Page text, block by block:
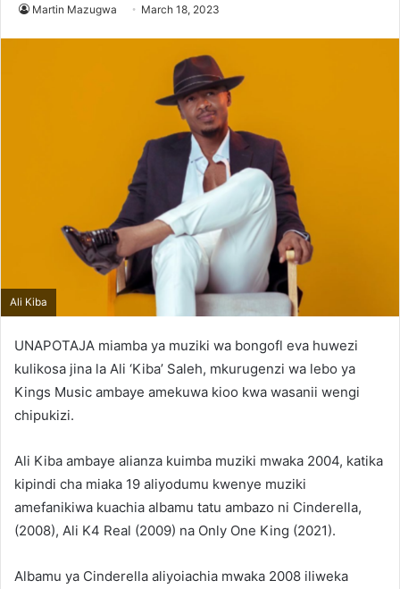
Martin Mazugwa March 18, 2023
Ali Kiba
UNAPOTAJA miamba ya muziki wa bongofl eva huwezi
kulikosa jina la Ali ‘Kiba’ Saleh, mkurugenzi wa lebo ya
Kings Music ambaye amekuwa kioo kwa wasanii wengi
chipukizi.
Ali Kiba ambaye alianza kuimba muziki mwaka 2004, katika
kipindi cha miaka 19 aliyodumu kwenye muziki
amefanikiwa kuachia albamu tatu ambazo ni Cinderella,
(2008), Ali K4 Real (2009) na Only One King (2021).
Albamu ya Cinderella aliyoiachia mwaka 2008 iliweka